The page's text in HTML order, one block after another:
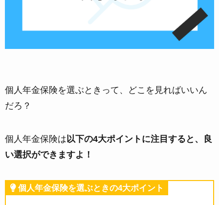
個人年金保険を選ぶときって、どこを見ればいいん
だろ？
個人年金保険は 以下の4大ポイントに注目すると、良
い選択ができますよ！
個人年金保険を選ぶときの4大ポイント